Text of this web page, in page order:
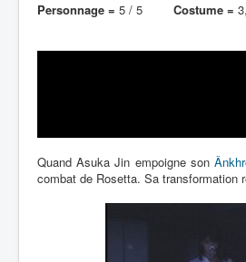
Personnage = 5 / 5 Costume =
Quand Asuka Jin empoigne son
combat de Rosetta. Sa